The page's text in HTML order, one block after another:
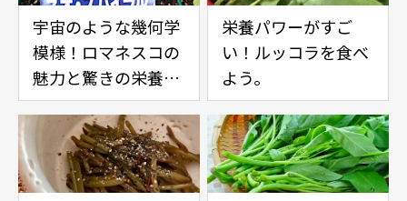
宇宙のような幾何学
模様！ロマネスコの
魅力と驚きの栄養価
栄養パワーがすご
い！ルッコラを食べ
よう。